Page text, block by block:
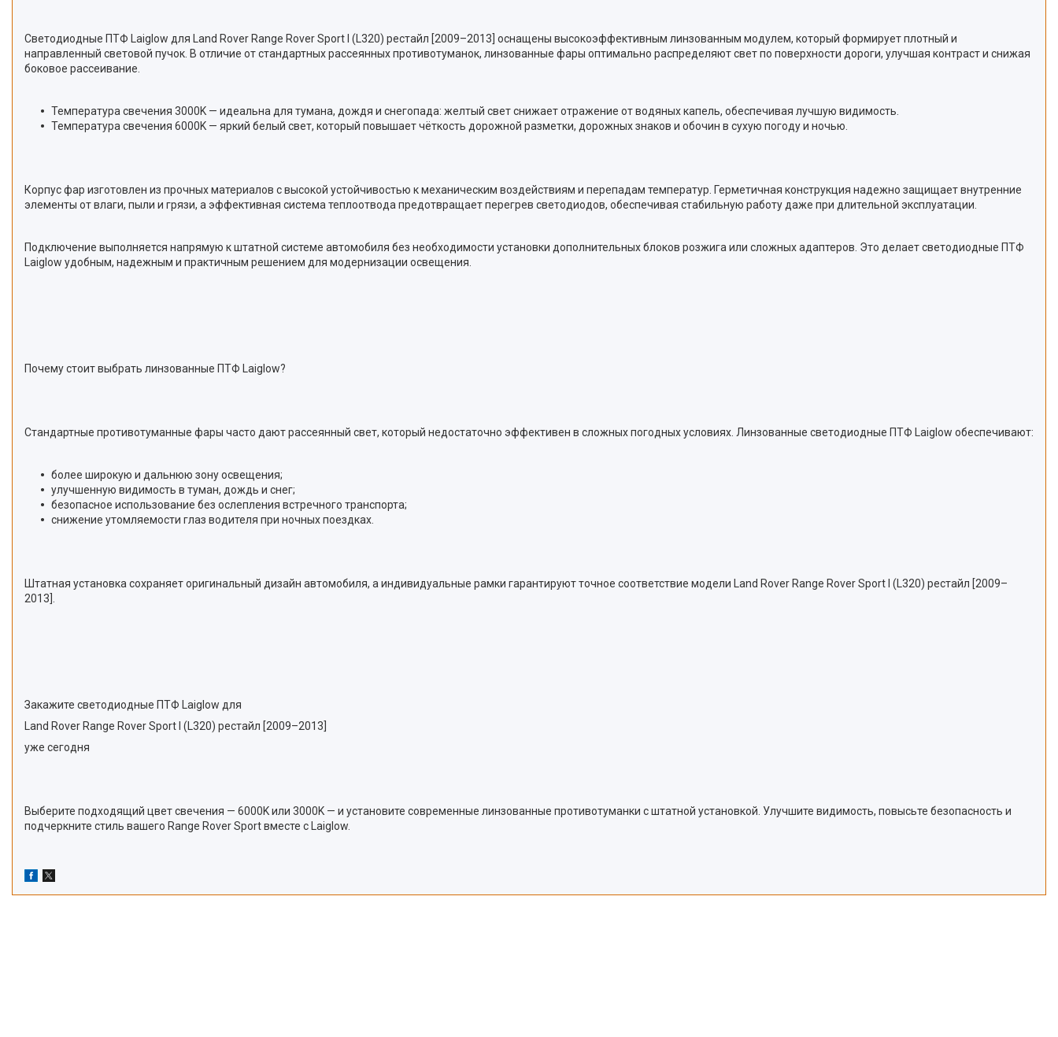
Светодиодные ПТФ Laiglow для Land Rover Range Rover Sport I (L320) рестайл [2009–2013] оснащены высокоэффективным линзованным модулем, который формирует плотный и
направленный световой пучок. В отличие от стандартных рассеянных противотуманок, линзованные фары оптимально распределяют свет по поверхности дороги, улучшая контраст и снижая
боковое рассеивание.
Температура свечения 3000K — идеальна для тумана, дождя и снегопада: желтый свет снижает отражение от водяных капель, обеспечивая лучшую видимость.
Температура свечения 6000K — яркий белый свет, который повышает чёткость дорожной разметки, дорожных знаков и обочин в сухую погоду и ночью.
Корпус фар изготовлен из прочных материалов с высокой устойчивостью к механическим воздействиям и перепадам температур. Герметичная конструкция надежно защищает внутренние
элементы от влаги, пыли и грязи, а эффективная система теплоотвода предотвращает перегрев светодиодов, обеспечивая стабильную работу даже при длительной эксплуатации.
Подключение выполняется напрямую к штатной системе автомобиля без необходимости установки дополнительных блоков розжига или сложных адаптеров. Это делает светодиодные ПТФ
Laiglow удобным, надежным и практичным решением для модернизации освещения.
Почему стоит выбрать линзованные ПТФ Laiglow?
Стандартные противотуманные фары часто дают рассеянный свет, который недостаточно эффективен в сложных погодных условиях. Линзованные светодиодные ПТФ Laiglow обеспечивают:
более широкую и дальнюю зону освещения;
улучшенную видимость в туман, дождь и снег;
безопасное использование без ослепления встречного транспорта;
снижение утомляемости глаз водителя при ночных поездках.
Штатная установка сохраняет оригинальный дизайн автомобиля, а индивидуальные рамки гарантируют точное соответствие модели Land Rover Range Rover Sport I (L320) рестайл [2009–
2013].
Закажите светодиодные ПТФ Laiglow для
Land Rover Range Rover Sport I (L320) рестайл [2009–2013]
уже сегодня
Выберите подходящий цвет свечения — 6000K или 3000K — и установите современные линзованные противотуманки с штатной установкой. Улучшите видимость, повысьте безопасность и
подчеркните стиль вашего Range Rover Sport вместе с Laiglow.